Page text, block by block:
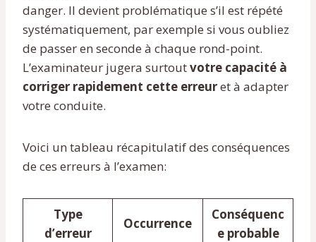
danger. Il devient problématique s’il est répété
systématiquement, par exemple si vous oubliez
de passer en seconde à chaque rond-point.
L’examinateur jugera surtoutvotre capacité à
corriger rapidement cette erreuret à adapter
votre conduite.
Voici un tableau récapitulatif des conséquences
de ces erreurs à l’examen:
Type
d’erreur
Occurrence
Conséquenc
e probable